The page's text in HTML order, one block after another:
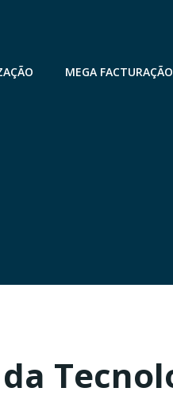
MEGA FACTURAÇÃO